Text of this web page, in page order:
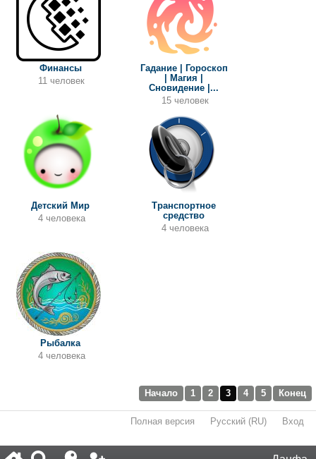
Финансы
11 человек
Гадание | Гороскоп
| Магия |
Сновидение |...
15 человек
Детский Мир
4 человека
Транспортное
средство
4 человека
Рыбалка
4 человека
Начало 1 2 3 4 5 Конец
Полная версия Русский (RU) Вход